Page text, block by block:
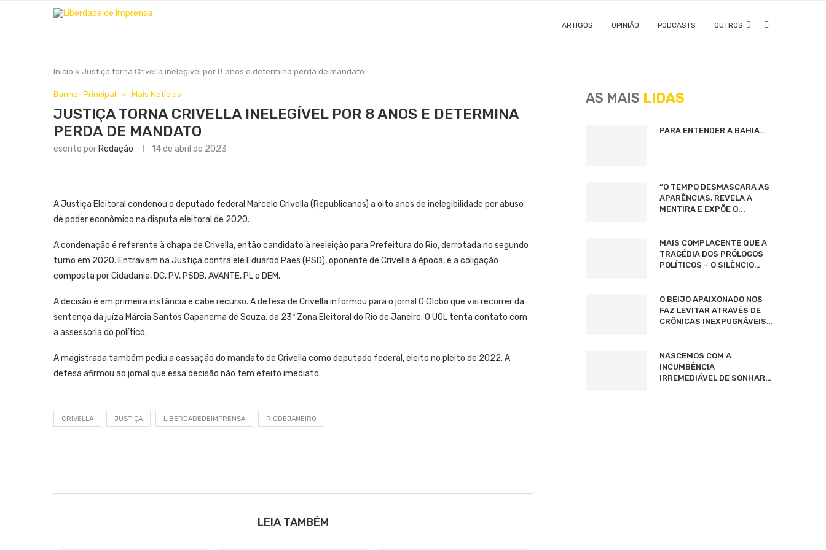
ARTIGOS OPINIÃO PODCASTS OUTROS
Início » Justiça torna Crivella inelegível por 8 anos e determina perda de mandato
Banner Principal Mais Notícias
JUSTIÇA TORNA CRIVELLA INELEGÍVEL POR 8 ANOS E DETERMINA
PERDA DE MANDATO
escrito por Redação 14 de abril de 2023
A Justiça Eleitoral condenou o deputado federal Marcelo Crivella (Republicanos) a oito anos de inelegibilidade por abuso
de poder econômico na disputa eleitoral de 2020.
A condenação é referente à chapa de Crivella, então candidato à reeleição para Prefeitura do Rio, derrotada no segundo
turno em 2020. Entravam na Justiça contra ele Eduardo Paes (PSD), oponente de Crivella à época, e a coligação
composta por Cidadania, DC, PV, PSDB, AVANTE, PL e DEM.
A decisão é em primeira instância e cabe recurso. A defesa de Crivella informou para o jornal O Globo que vai recorrer da
sentença da juíza Márcia Santos Capanema de Souza, da 23ª Zona Eleitoral do Rio de Janeiro. O UOL tenta contato com
a assessoria do político.
A magistrada também pediu a cassação do mandato de Crivella como deputado federal, eleito no pleito de 2022. A
defesa afirmou ao jornal que essa decisão não tem efeito imediato.
CRIVELLA JUSTIÇA LIBERDADEDEIMPRENSA RIODEJANEIRO
LEIA TAMBÉM
AS MAIS LIDAS
PARA ENTENDER A BAHIA…
“O TEMPO DESMASCARA AS
APARÊNCIAS, REVELA A
MENTIRA E EXPÕE O...
MAIS COMPLACENTE QUE A
TRAGÉDIA DOS PRÓLOGOS
POLÍTICOS – O SILÊNCIO…
O BEIJO APAIXONADO NOS
FAZ LEVITAR ATRAVÉS DE
CRÔNICAS INEXPUGNÁVEIS…
NASCEMOS COM A
INCUMBÊNCIA
IRREMEDIÁVEL DE SONHAR…